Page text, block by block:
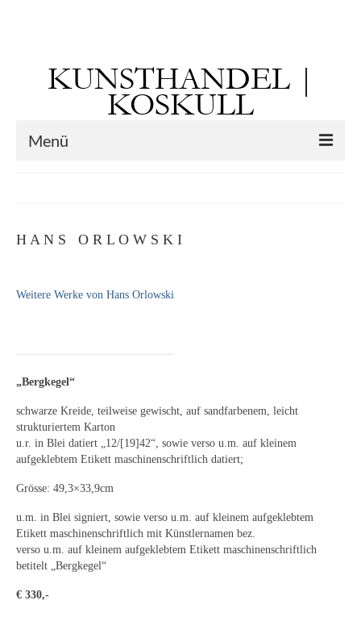
KUNSTHANDEL |
KOSKULL
Menü
– 02.06.1851 ebd.)
Johann Georg Strobel
Ludwig Martin Wilberg
Weitere Künstler nach 1945
Kunst 1900-1945
Walter Becker
H A N S O R L O W S K I
Weitere Werke von Hans Orlowski
„Bergkegel“
schwarze Kreide, teilweise gewischt, auf sandfarbenem, leicht
strukturiertem Karton
u.r. in Blei datiert „12/[19]42“, sowie verso u.m. auf kleinem
aufgeklebtem Etikett maschinenschriftlich datiert;
Grösse: 49,3×33,9cm
u.m. in Blei signiert, sowie verso u.m. auf kleinem aufgeklebtem
Etikett maschinenschriftlich mit Künstlernamen bez.
verso u.m. auf kleinem aufgeklebtem Etikett maschinenschriftlich
betitelt „Bergkegel“
€ 330,-